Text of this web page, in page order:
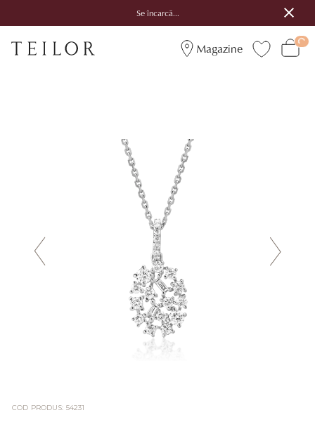
Se încarcă...
Magazine
COD PRODUS: 54231